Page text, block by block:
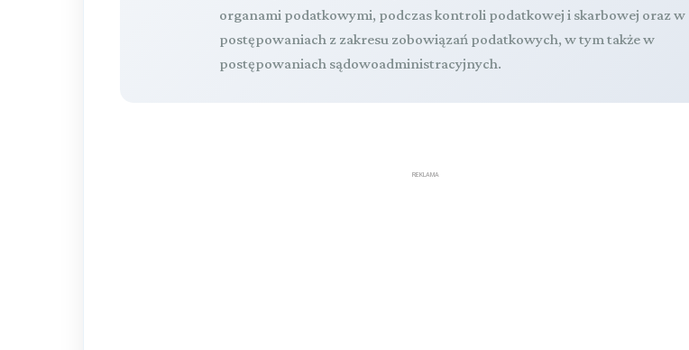
organami podatkowymi, podczas kontroli podatkowej i skarbowej oraz w
postępowaniach z zakresu zobowiązań podatkowych, w tym także w
postępowaniach sądowoadministracyjnych.
REKLAMA